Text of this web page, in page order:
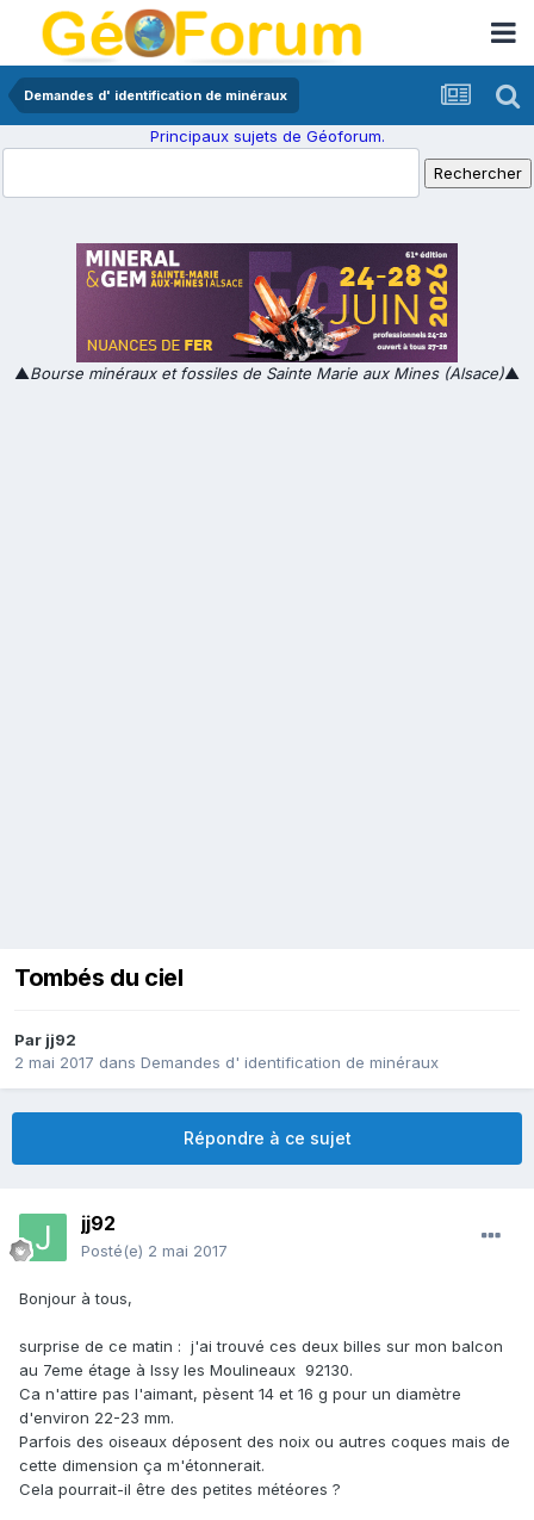
Demandes d' identification de minéraux
Principaux sujets de Géoforum.
▲Bourse minéraux et fossiles de Sainte Marie aux Mines (Alsace)▲
Tombés du ciel
Par jj92
2 mai 2017 dans Demandes d' identification de minéraux
Répondre à ce sujet
jj92
Posté(e) 2 mai 2017
Bonjour à tous,
surprise de ce matin : j'ai trouvé ces deux billes sur mon balcon
au 7eme étage à Issy les Moulineaux 92130.
Ca n'attire pas l'aimant, pèsent 14 et 16 g pour un diamètre
d'environ 22-23 mm.
Parfois des oiseaux déposent des noix ou autres coques mais de
cette dimension ça m'étonnerait.
Cela pourrait-il être des petites météores ?